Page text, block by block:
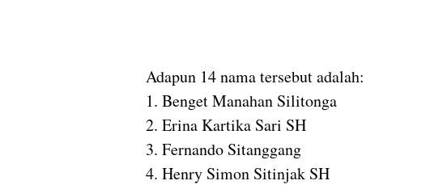
Adapun 14 nama tersebut adalah:
1. Benget Manahan Silitonga
2. Erina Kartika Sari SH
3. Fernando Sitanggang
4. Henry Simon Sitinjak SH